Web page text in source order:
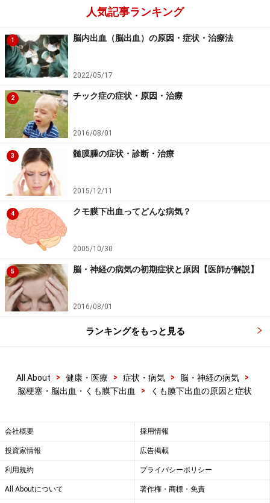
断・治療行為ではありません。診断・治療を必要とする方は、適
切な医療機関での受診をおすすめいたします。記事内容は執筆者
個人の見解によるものであり、全ての方への有効性を保証するも
のではありません。当サイトで提供する情報に基づいて被ったい
かなる損害についても、当社、各ガイド、その他当社と契約した
情報提供者は一切の責任を負いかねます。
免責事項
人気記事ランキング
1 脳内出血（脳出血）の原因・症状・治療法
2022/05/17
2 チック症の症状・原因・治療
2016/08/01
3 髄膜腫の症状・診断・治療
2015/12/11
4 クモ膜下出血ってどんな病気？
2005/10/30
5 脳・神経の病気の初期症状と原因【医師が解説】
2016/08/01
ランキングをもっと見る
All About > 健康・医療 > 症状・病気 > 脳・神経の病気
>
脳梗塞・脳出血・くも膜下出血
> くも膜下出血の原因と症状
会社概要 採用情報
投資家情報 広告掲載
利用規約 プライバシーポリシー
All Aboutについて 著作権・商標・免責